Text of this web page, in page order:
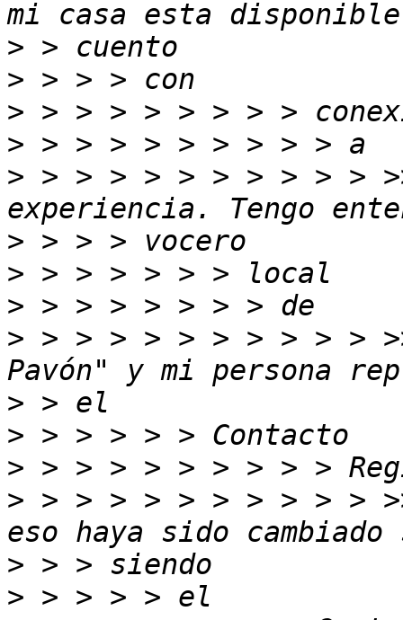
>
>
>
>
> > > > > > > > > > >
>
>
>
> > > > > > > > > > >
>
>
>
> > > > > > > > > > >
>
>